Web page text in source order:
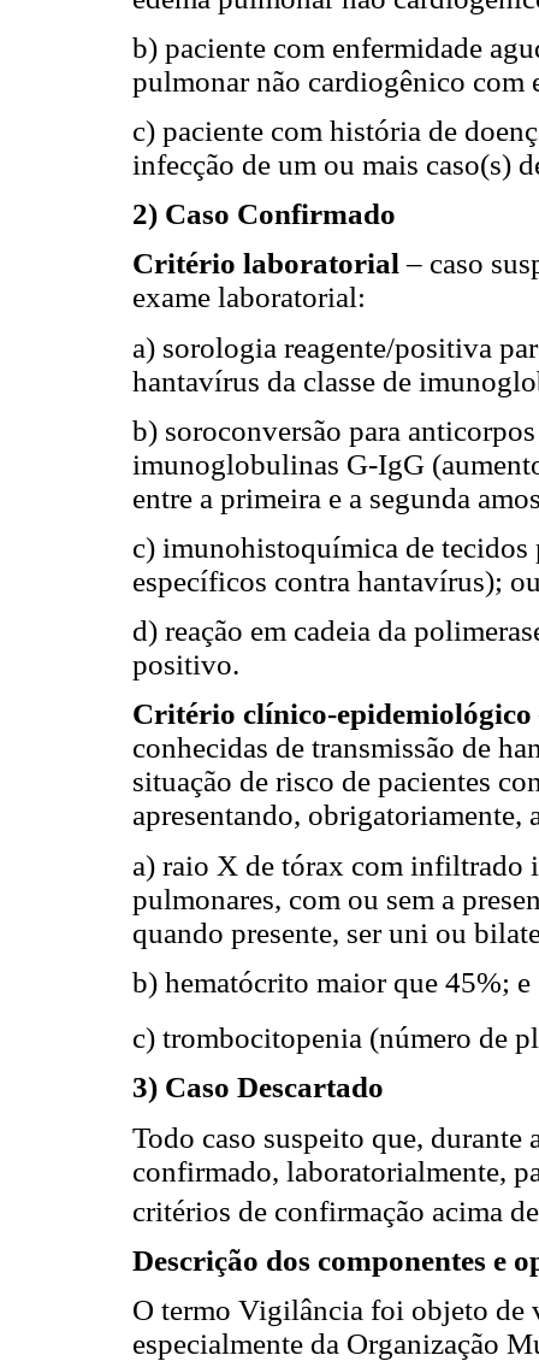
b) paciente com enfermidade
pulmonar não cardiogênico com
c) paciente com história de
infecção de um ou mais caso(s)
2) Caso Confirmado
Critério laboratorial– caso
exame laboratorial:
a) sorologia reagente/positiva
hantavírus da classe de
b) soroconversão para
imunoglobulinas G-IgG
entre a primeira e a segunda
c) imunohistoquímica de
específicos contra hantavírus);
d) reação em cadeia da
positivo.
Critério clínico-epidemiológico
conhecidas de transmissão de
situação de risco de pacientes
apresentando, obrigatoriamente,
a) raio X de tórax com infiltrado
pulmonares, com ou sem a
quando presente, ser uni ou
b) hematócrito maior que 45%; e
c) trombocitopenia (número de
3) Caso Descartado
Todo caso suspeito que,
confirmado, laboratorialmente,
critérios de confirmação acima
Descrição dos componentes e
O termo Vigilância foi objeto de
especialmente da Organização